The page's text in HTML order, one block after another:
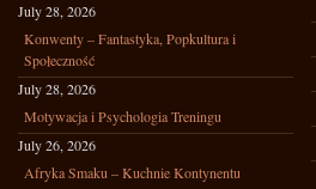
July 28, 2026
Konwenty – Fantastyka, Popkultura i
Społeczność
July 28, 2026
Motywacja i Psychologia Treningu
July 26, 2026
Afryka Smaku – Kuchnie Kontynentu